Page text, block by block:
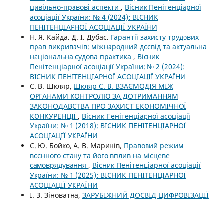
цивільно-правові аспекти , Вісник Пенітенціарної
асоціації України: № 4 (2024): ВІСНИК
ПЕНІТЕНЦІАРНОЇ АСОЦІАЦІЇ УКРАЇНИ
Н. Я. Кайда, Д. І. Дубас, Гарантії захисту трудових
прав викривачів: міжнародний досвід та актуальна
національна судова практика , Вісник
Пенітенціарної асоціації України: № 2 (2024):
ВІСНИК ПЕНІТЕНЦІАРНОЇ АСОЦІАЦІЇ УКРАЇНИ
С. В. Шкляр, Шкляр С. В. ВЗАЄМОДІЯ МІЖ
ОРГАНАМИ КОНТРОЛЮ ЗА ДОТРИМАННЯМ
ЗАКОНОДАВСТВА ПРО ЗАХИСТ ЕКОНОМІЧНОЇ
КОНКУРЕНЦІЇ , Вісник Пенітенціарної асоціації
України: № 1 (2018): ВІСНИК ПЕНІТЕНЦІАРНОЇ
АСОЦІАЦІЇ УКРАЇНИ
С. Ю. Бойко, А. В. Маринів, Правовий режим
воєнного стану та його вплив на місцеве
самоврядування , Вісник Пенітенціарної асоціації
України: № 1 (2025): ВІСНИК ПЕНІТЕНЦІАРНОЇ
АСОЦІАЦІЇ УКРАЇНИ
І. В. Зіноватна, ЗАРУБІЖНИЙ ДОСВІД ЦИФРОВІЗАЦІЇ